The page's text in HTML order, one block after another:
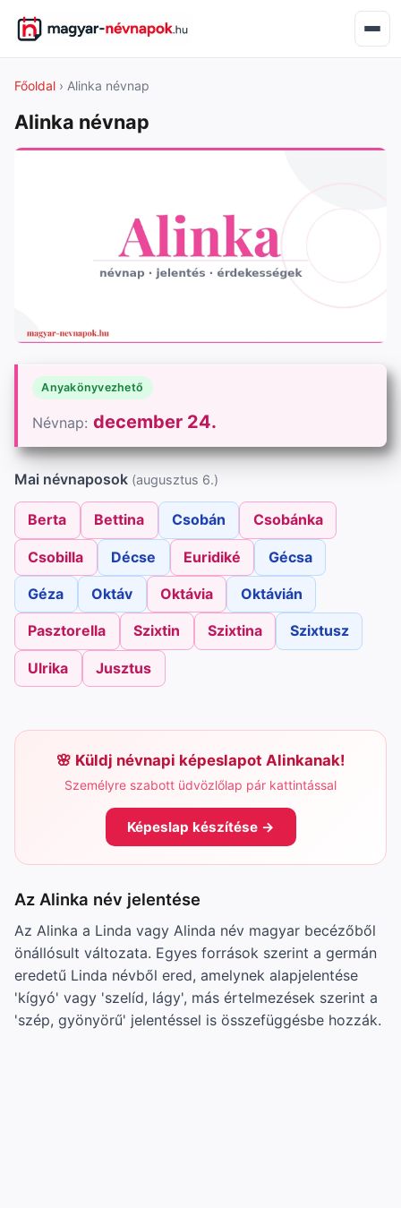
Főoldal › Alinka névnap
Alinka névnap
Anyakönyvezhető
Névnap: december 24.
Mai névnaposok (augusztus 6.)
Berta Bettina Csobán Csobánka
Csobilla Décse Euridiké Gécsa
Géza Oktáv Oktávia Oktávián
Pasztorella Szixtin Szixtina Szixtusz
Ulrika Jusztus
Küldj névnapi képeslapot Alinkanak!
Személyre szabott üdvözlőlap pár kattintással
Képeslap készítése →
Az Alinka név jelentése
Az Alinka a Linda vagy Alinda név magyar becézőből
önállósult változata. Egyes források szerint a germán
eredetű Linda névből ered, amelynek alapjelentése
'kígyó' vagy 'szelíd, lágy', más értelmezések szerint a
'szép, gyönyörű' jelentéssel is összefüggésbe hozzák.